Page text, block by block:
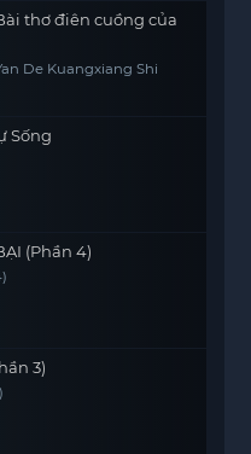
thơ điên cuồng của
De Kuangxiang Shi
Sống
(Phần 4)
3)